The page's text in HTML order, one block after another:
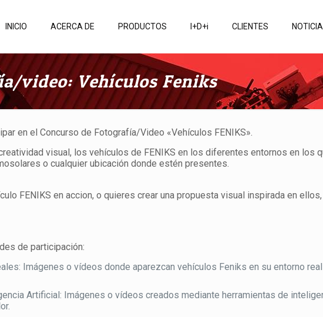
INICIO ACERCA DE PRODUCTOS I+D+i CLIENTES
video: Vehículos Feniks
en el Concurso de Fotografía/Video «Vehículos FENIKS».
visual, los vehículos de FENIKS en los diferentes entornos en los
o cualquier ubicación donde estén presentes.
FENIKS en accion, o quieres crear una propuesta visual inspirada en
de participación:
Imágenes o vídeos donde aparezcan vehículos Feniks en su entorno
Artificial: Imágenes o vídeos creados mediante herramientas de